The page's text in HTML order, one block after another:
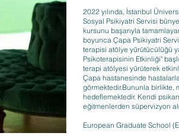
2022 yılında, İstanbul
Sosyal Psikiyatri Servisi
kursunu başarıyla
boyunca Çapa Psikiyatri
terapisi atölye yürütücülüğü
Psikoterapisinin Etkinliği"
terapi atölyesi yürüterek
Çapa hastanesinde
görmektedir.Bununla birlikte,
hedeflemektedir. Kendi
eğitmenlerden süpervizyon
European Graduate School